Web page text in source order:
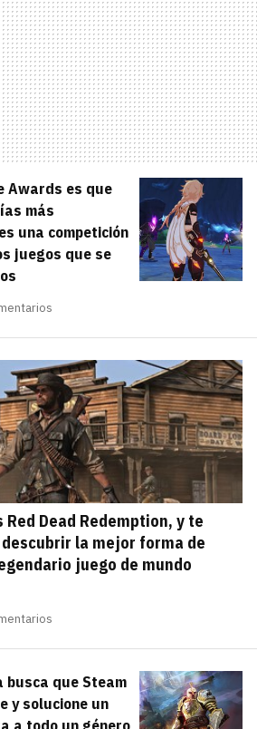
Awards es que
más
una competición
juegos que se
Dead Redemption, y te
la mejor forma de
juego de mundo
busca que Steam
y solucione un
a todo un género